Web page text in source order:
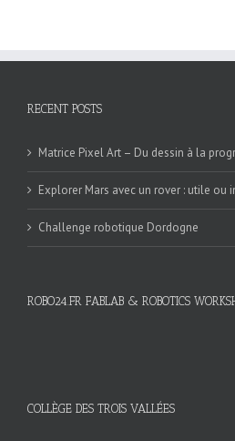
RECENT POSTS
Matrice Pixel Art – Du dessin à la
Explorer Mars avec un rover : utile ou
Challenge robotique Dordogne
ROBO24.FR FABLAB & ROBOTICS
COLLÈGE DES TROIS VALLÉES